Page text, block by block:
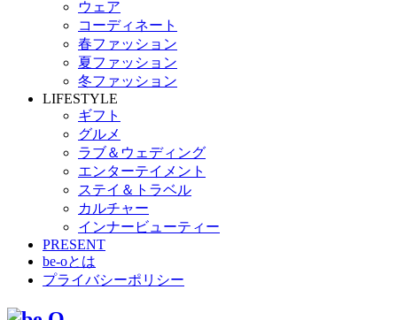
ウェア
コーディネート
春ファッション
夏ファッション
冬ファッション
LIFESTYLE
ギフト
グルメ
ラブ＆ウェディング
エンターテイメント
ステイ＆トラベル
カルチャー
インナービューティー
PRESENT
be-oとは
プライバシーポリシー